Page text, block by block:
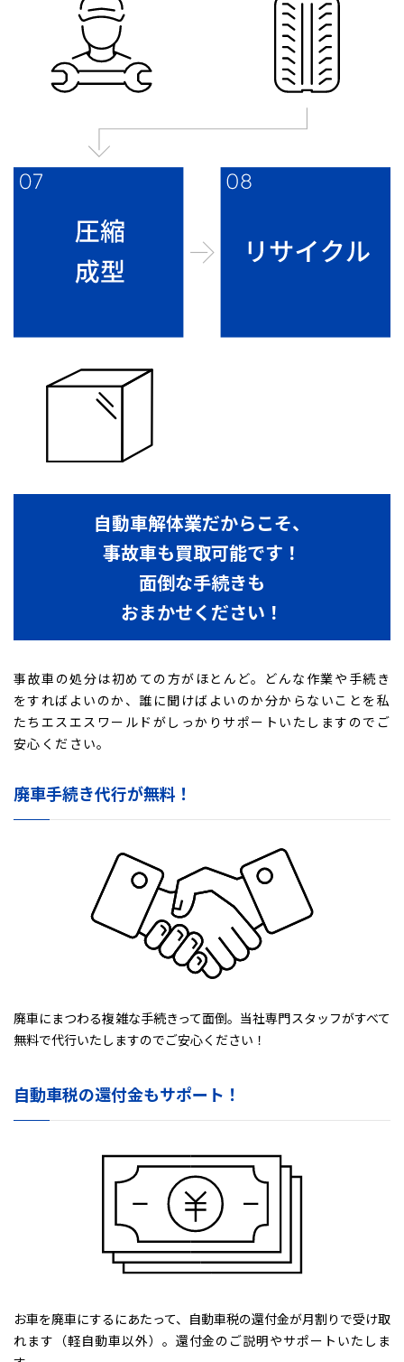
自動車解体業だからこそ、
事故車も買取可能です！
面倒な手続きも
おまかせください！
事故車の処分は初めての方がほとんど。どんな作業や手続き
をすればよいのか、誰に聞けばよいのか分からないことを私
たちエスエスワールドがしっかりサポートいたしますのでご
安心ください。
廃車手続き代行が無料！
廃車にまつわる複雑な手続きって面倒。当社専門スタッフがすべて
無料で代行いたしますのでご安心ください！
自動車税の還付金もサポート！
お車を廃車にするにあたって、自動車税の還付金が月割りで受け取
れます（軽自動車以外）。還付金のご説明やサポートいたしま